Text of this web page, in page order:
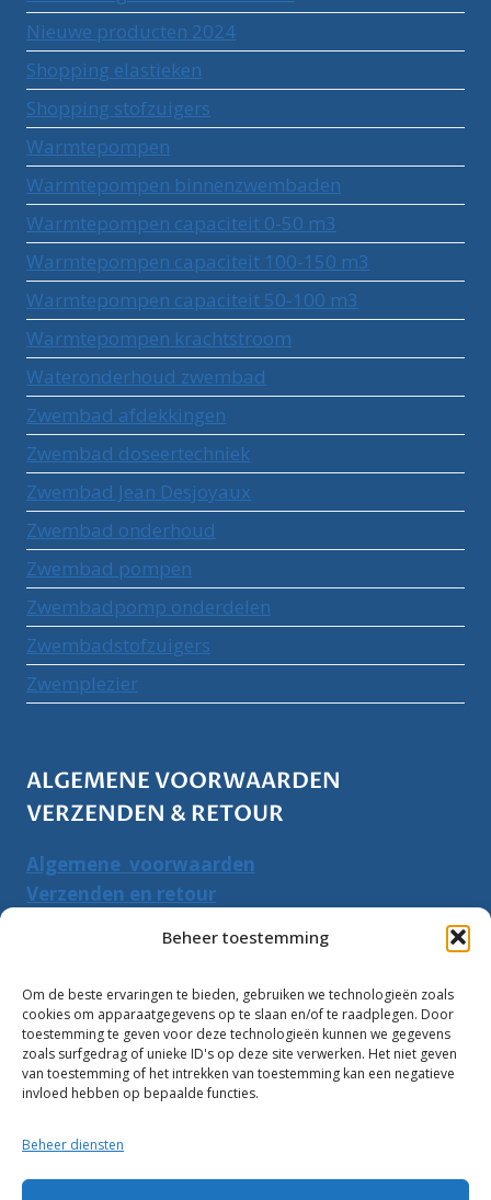
Beheer toestemming
Om de beste ervaringen te bieden, gebruiken we technologieën zoals
cookies om apparaatgegevens op te slaan en/of te raadplegen. Door
toestemming te geven voor deze technologieën kunnen we gegevens
zoals surfgedrag of unieke ID's op deze site verwerken. Het niet geven
van toestemming of het intrekken van toestemming kan een negatieve
invloed hebben op bepaalde functies.
Beheer diensten
Nieuwe producten 2024
Shopping elastieken
Shopping stofzuigers
Warmtepompen
Warmtepompen binnenzwembaden
Warmtepompen capaciteit 0-50 m3
Warmtepompen capaciteit 100-150 m3
Warmtepompen capaciteit 50-100 m3
Warmtepompen krachtstroom
Wateronderhoud zwembad
Zwembad afdekkingen
Zwembad doseertechniek
Zwembad Jean Desjoyaux
Zwembad onderhoud
Zwembad pompen
Zwembadpomp onderdelen
Zwembadstofzuigers
Zwemplezier
ALGEMENE VOORWAARDEN
VERZENDEN & RETOUR
Algemene voorwaarden
Verzenden en retour
PRODUCTEN ZOEKEN
Zoeken
naar:
Zoeken
10